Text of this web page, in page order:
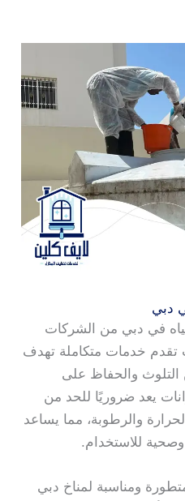
دبي
في دبي من الشركات
تقدم خدمات متكاملة تهدف
التلوث والحفاظ على
يعد ضروريًا للحد من
والرطوبة، مما يساعد
للاستخدام.
ومناسبة لمناخ دبي